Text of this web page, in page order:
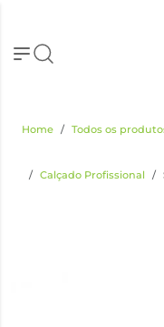
Home Todos os
Calçado Profissional